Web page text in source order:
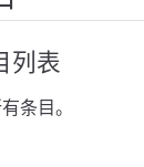
列表
条目。